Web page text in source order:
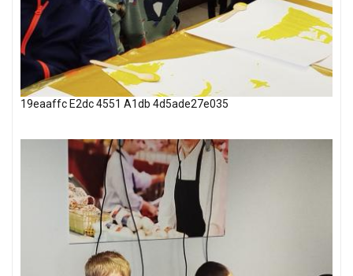
19eaaffc E2dc 4551 A1db 4d5ade27e035